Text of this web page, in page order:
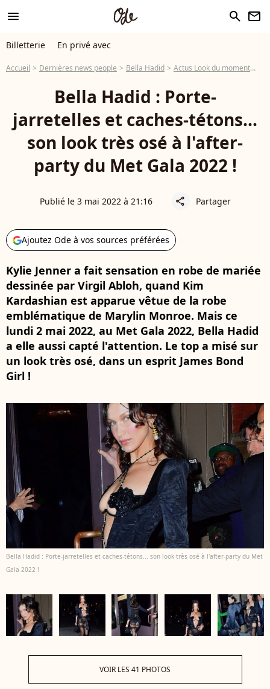
menu search newsletter
Billetterie En privé avec
Accueil Dernières news people Bella Hadid Actus Look du moment
Bella Hadid : Porte-
jarretelles et caches-tétons...
son look très osé à l'after-
party du Met Gala 2022 !
Publié le 3 mai 2022 à 21:16 share Partager
Ajoutez Ode à vos sources préférées
Kylie Jenner a fait sensation en robe de mariée
dessinée par Virgil Abloh, quand Kim
Kardashian est apparue vêtue de la robe
emblématique de Marylin Monroe. Mais ce
lundi 2 mai 2022, au Met Gala 2022, Bella Hadid
a elle aussi capté l'attention. Le top a misé sur
un look très osé, dans un esprit James Bond
Girl !
Bella Hadid : Porte-jarretelles et caches-tétons... son look très osé à l'after-party du Met
Gala 2022 !
VOIR LES 41 PHOTOS